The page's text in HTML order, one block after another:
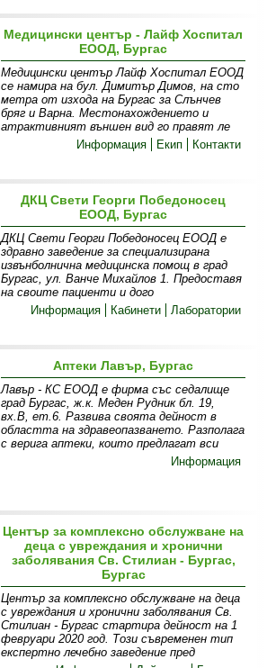
Медицински център - Лайф Хоспитал
ЕООД, Бургас
Медицински център Лайф Хоспитал ЕООД
се намира на бул. Димитър Димов, на сто
метра от изхода на Бургас за Слънчев
бряг и Варна. Местонахождението и
атрактивният външен вид го правят ле
Информация
Екип Контакти
ДКЦ Свети Георги Победоносец
ЕООД, Бургас
ДКЦ Свети Георги Победоносец ЕООД е
здравно заведение за специализирана
извънболнична медицинска помощ в град
Бургас, ул. Ванче Михайлов 1. Предоставя
на своите пациенти и дого
Информация
Кабинети Лаборатории
Аптеки Лавър, Бургас
Лавър - КС ЕООД е фирма със седалище
град Бургас, ж.к. Меден Рудник бл. 19,
вх.В, ет.6. Развива своята дейност в
областта на здравеопазването. Разполага
с верига аптеки, които предлагат вси
Информация
Център за комплексно обслужване на
деца с увреждания и хронични
заболявания Св. Стилиан - Бургас,
Бургас
Център за комплексно обслужване на деца
с увреждания и хронични заболявания Св.
Стилиан - Бургас стартира дейност на 1
февруари 2020 год. Този съвременен тип
експертно лечебно заведение пред